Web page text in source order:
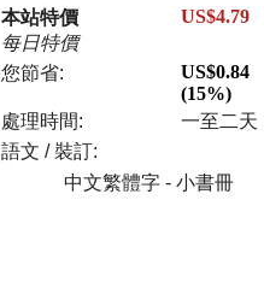
本站特價
每日特價
US$4.79
您節省:
US$0.84
(15%)
處理時間:
一至二天
語文 / 裝訂:
中文繁體字 - 小書冊